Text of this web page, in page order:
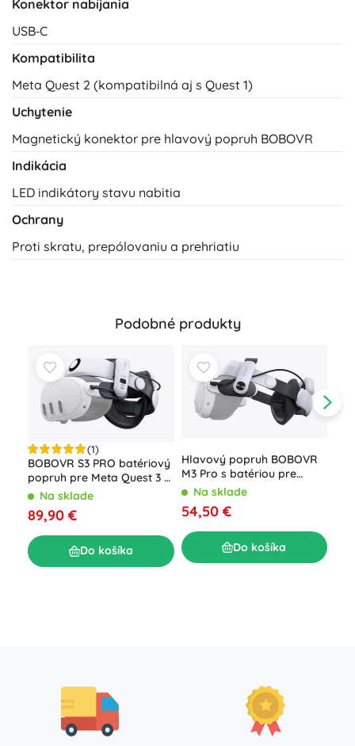
Konektor nabíjania
USB‑C
Kompatibilita
Meta Quest 2 (kompatibilná aj s Quest 1)
Uchytenie
Magnetický konektor pre hlavový popruh BOBOVR
Indikácia
LED indikátory stavu nabitia
Ochrany
Proti skratu, prepólovaniu a prehriatiu
Podobné produkty
(1)
BOBOVR S3 PRO batériový
popruh pre Meta Quest 3 /
Quest 3S
Na sklade
89,90 €
Do košíka
Hlavový popruh BOBOVR
M3 Pro s batériou pre
Oculus Quest 3 / Quest 3S
Na sklade
54,50 €
Do košíka